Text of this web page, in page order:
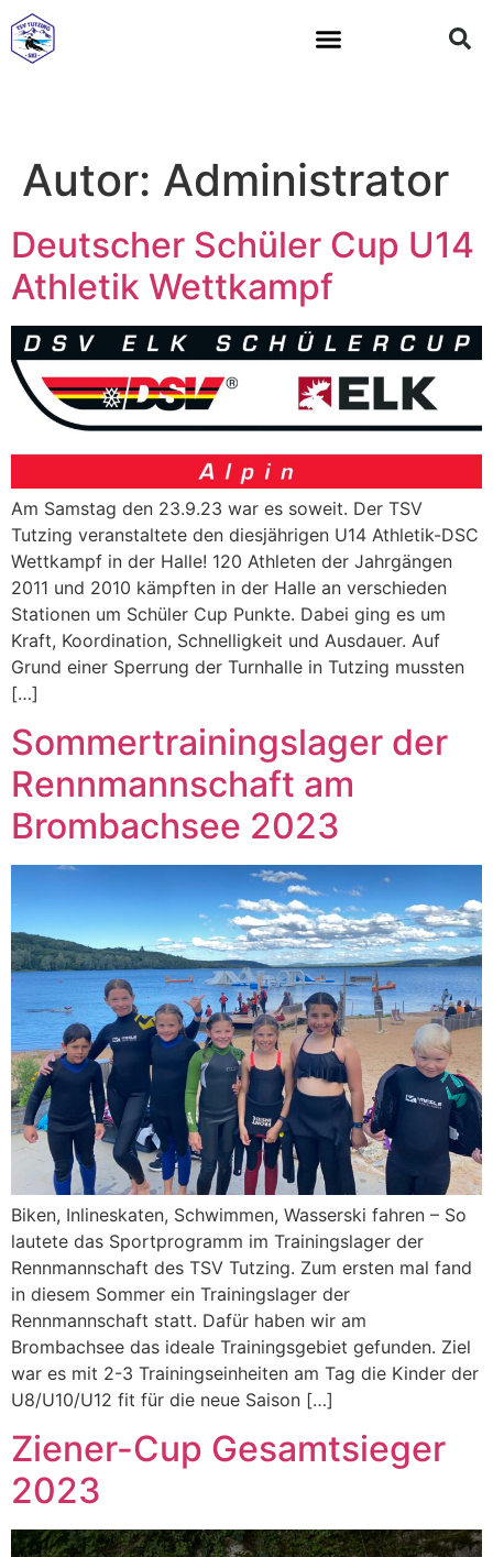
Autor: Administrator
Deutscher Schüler Cup U14
Athletik Wettkampf
Am Samstag den 23.9.23 war es soweit. Der TSV
Tutzing veranstaltete den diesjährigen U14 Athletik-DSC
Wettkampf in der Halle! 120 Athleten der Jahrgängen
2011 und 2010 kämpften in der Halle an verschieden
Stationen um Schüler Cup Punkte. Dabei ging es um
Kraft, Koordination, Schnelligkeit und Ausdauer. Auf
Grund einer Sperrung der Turnhalle in Tutzing mussten
[…]
Sommertrainingslager der
Rennmannschaft am
Brombachsee 2023
Biken, Inlineskaten, Schwimmen, Wasserski fahren – So
lautete das Sportprogramm im Trainingslager der
Rennmannschaft des TSV Tutzing. Zum ersten mal fand
in diesem Sommer ein Trainingslager der
Rennmannschaft statt. Dafür haben wir am
Brombachsee das ideale Trainingsgebiet gefunden. Ziel
war es mit 2-3 Trainingseinheiten am Tag die Kinder der
U8/U10/U12 fit für die neue Saison […]
Ziener-Cup Gesamtsieger
2023